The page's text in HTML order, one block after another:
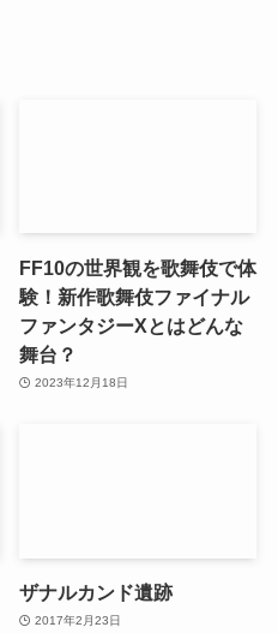
FF10の世界観を歌舞伎で体
験！新作歌舞伎ファイナル
ファンタジーXとはどんな
舞台？
2023年12月18日
ザナルカンド遺跡
2017年2月23日